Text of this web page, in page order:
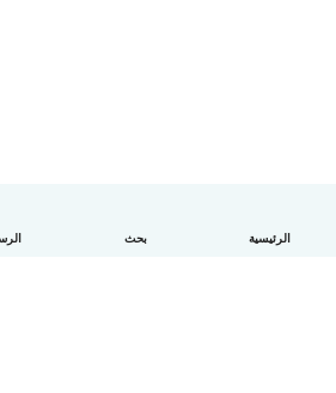
الرئيسية بحث